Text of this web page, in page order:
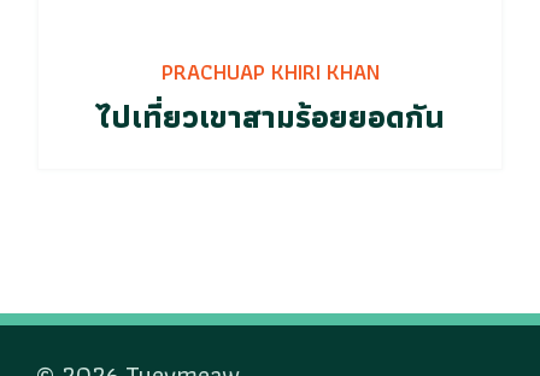
PRACHUAP KHIRI KHAN
ไปเที่ยวเขาสามร้อยยอดกัน